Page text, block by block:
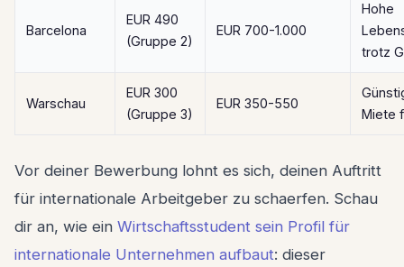
Barcelona
EUR 490
(Gruppe 2)
EUR 700-1.000
Hohe
trotz
Warschau
EUR 300
(Gruppe 3)
EUR 350-550
Miete
Vor deiner Bewerbung lohnt es sich, deinen Auftritt
für internationale Arbeitgeber zu schaerfen. Schau
dir an, wie ein Wirtschaftsstudent sein Profil für
internationale Unternehmen aufbaut: dieser